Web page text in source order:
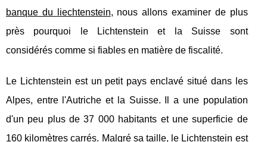
banque du liechtenstein, nous allons examiner de plus
près pourquoi le Lichtenstein et la Suisse sont
considérés comme si fiables en matière de fiscalité.
Le Lichtenstein est un petit pays enclavé situé dans les
Alpes, entre l'Autriche et la Suisse. Il a une population
d'un peu plus de 37 000 habitants et une superficie de
160 kilomètres carrés. Malgré sa taille, le Lichtenstein est